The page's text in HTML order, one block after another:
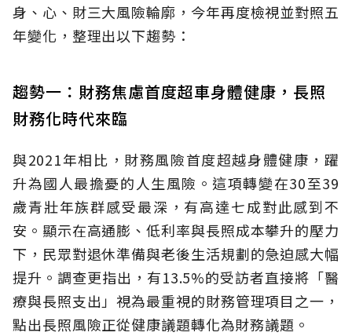
身、心、財三大風險輪廓，今年再度檢視並對照五
年變化，整理出以下趨勢：
趨勢一：財務焦慮首度超車身體健康，長照
財務化時代來臨
與2021年相比，財務風險首度超越身體健康，躍
升為國人最擔憂的人生風險。這項轉變在30至39
歲青壯年族群感受最深，有高達七成對此感到不
安。顯示在高通膨、低利率與長照成本攀升的壓力
下，民眾對退休準備與老後生活規劃的急迫感大幅
提升。調查更指出，有13.5%的受訪者直接將「醫
療與長照支出」視為最重視的財務管理項目之一，
點出長照風險正從健康議題轉化為財務議題。